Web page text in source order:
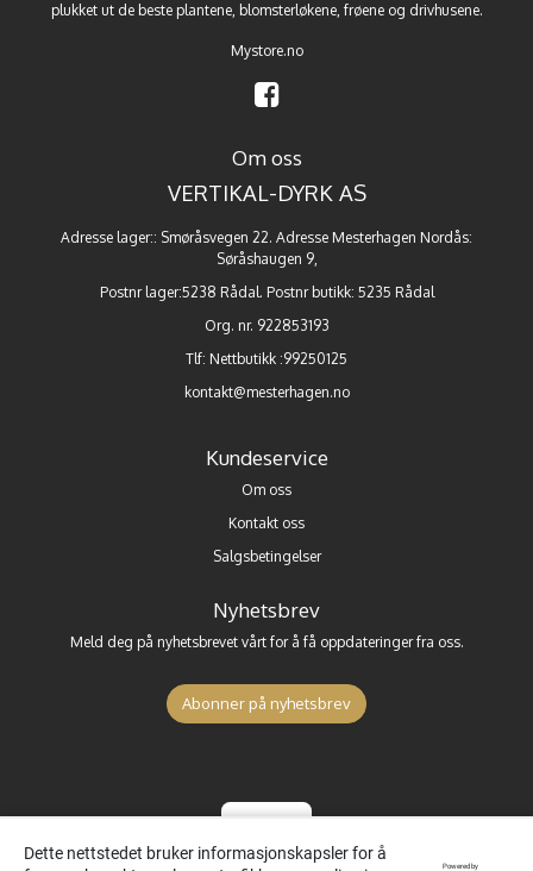
Dette nettstedet bruker informasjonskapsler for å
Powered by
plukket ut de beste plantene, blomsterløkene, frøeneog drivhusene.
Mystore.no
Om oss
VERTIKAL-DYRK AS
Adresse lager:: Smøråsvegen 22. Adresse Mesterhagen Nordås:
Søråshaugen 9,
Postnr lager:5238 Rådal. Postnr butikk: 5235 Rådal
Org. nr. 922853193
Tlf: Nettbutikk :99250125
kontakt@mesterhagen.no
Kundeservice
Om oss
Kontakt oss
Salgsbetingelser
Nyhetsbrev
Meld deg på nyhetsbrevet vårt for å få oppdateringer fra oss.
Abonner på nyhetsbrev